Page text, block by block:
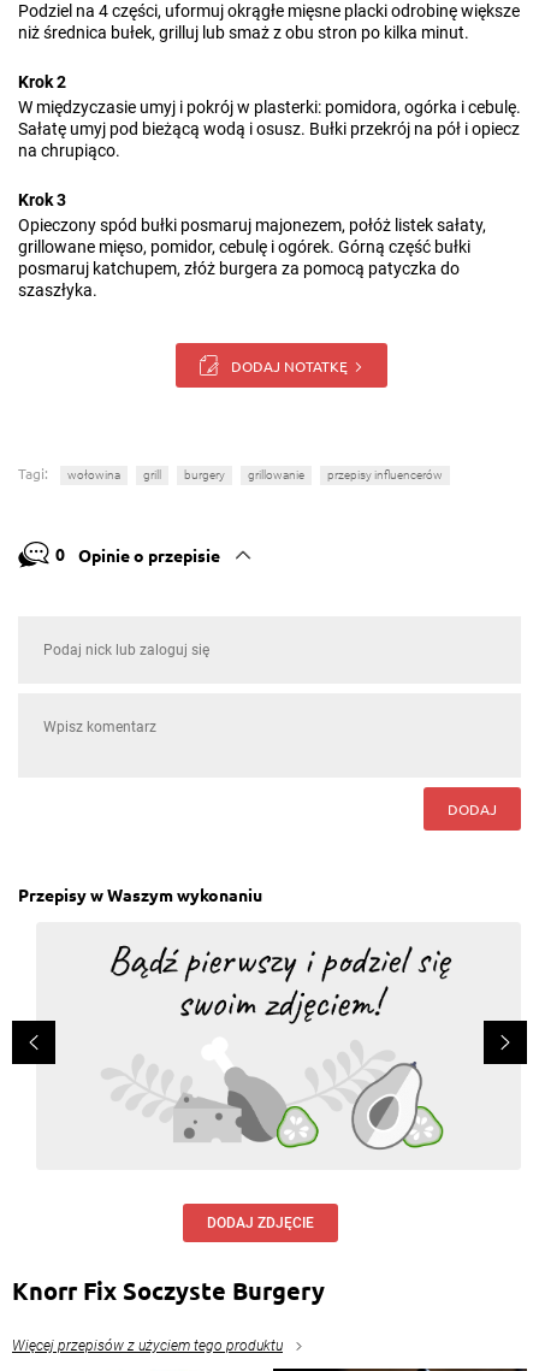
Podziel na 4 części, uformuj okrągłe mięsne placki odrobinę większe
niż średnica bułek, grilluj lub smaż z obu stron po kilka minut.
Krok 2
W międzyczasie umyj i pokrój w plasterki: pomidora, ogórka i cebulę.
Sałatę umyj pod bieżącą wodą i osusz. Bułki przekrój na pół i opiecz
na chrupiąco.
Krok 3
Opieczony spód bułki posmaruj majonezem, połóż listek sałaty,
grillowane mięso, pomidor, cebulę i ogórek. Górną część bułki
posmaruj katchupem, złóż burgera za pomocą patyczka do
szaszłyka.
DODAJ NOTATKĘ
Tagi: wołowina grill burgery grillowanie przepisy influencerów
0 Opinie o przepisie
DODAJ
Przepisy w Waszym wykonaniu
DODAJ ZDJĘCIE
Knorr Fix Soczyste Burgery
Więcej przepisów z użyciem tego produktu